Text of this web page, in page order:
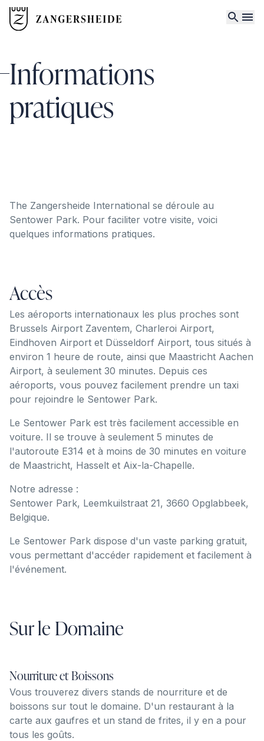
Informations
pratiques
The Zangersheide International se déroule au
Sentower Park. Pour faciliter votre visite, voici
quelques informations pratiques.
Accès
Les aéroports internationaux les plus proches sont
Brussels Airport Zaventem, Charleroi Airport,
Eindhoven Airport et Düsseldorf Airport, tous situés à
environ 1 heure de route, ainsi que Maastricht Aachen
Airport, à seulement 30 minutes. Depuis ces
aéroports, vous pouvez facilement prendre un taxi
pour rejoindre le Sentower Park.
Le Sentower Park est très facilement accessible en
voiture. Il se trouve à seulement 5 minutes de
l'autoroute E314 et à moins de 30 minutes en voiture
de Maastricht, Hasselt et Aix-la-Chapelle.
Notre adresse :
Sentower Park, Leemkuilstraat 21, 3660 Opglabbeek,
Belgique.
Le Sentower Park dispose d'un vaste parking gratuit,
vous permettant d'accéder rapidement et facilement à
l'événement.
Sur le Domaine
Nourriture et Boissons
Vous trouverez divers stands de nourriture et de
boissons sur tout le domaine. D'un restaurant à la
carte aux gaufres et un stand de frites, il y en a pour
tous les goûts.